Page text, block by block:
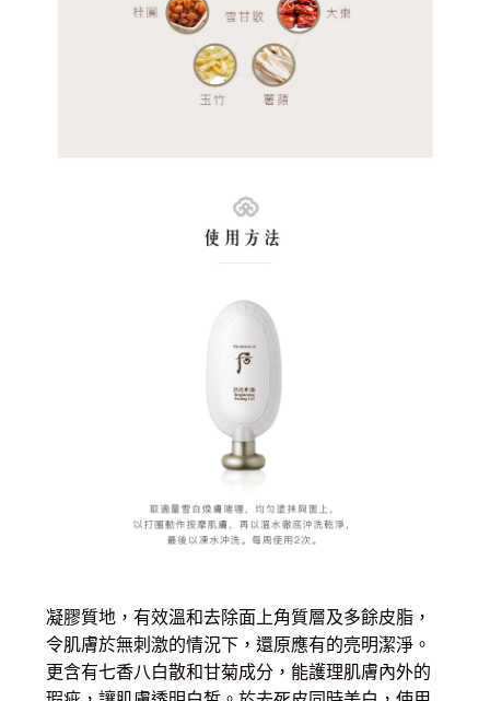
凝膠質地，有效溫和去除面上角質層及多餘皮脂，
令肌膚於無刺激的情況下，還原應有的亮明潔淨。
更含有七香八白散和甘菊成分，能護理肌膚內外的